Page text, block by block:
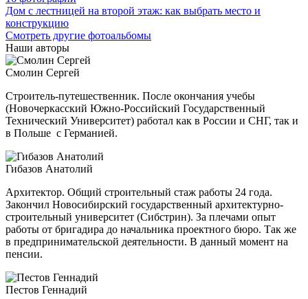
Дом с лестницей на второй этаж: как выбрать место и
конструкцию
Смотреть другие фотоальбомы
Наши авторы
Смолин Сергей
Строитель-путешественник. После окончания учебы
(Новочеркасский Южно-Российский Государственный
Технический Университет) работал как в России и СНГ, так и
в Польше с Германией.
Гибазов Анатолий
Архитектор. Общий строительный стаж работы 24 года.
Закончил Новосибирский государственный архитектурно-
строительный университет (Сибстрин). За плечами опыт
работы от бригадира до начальника проектного бюро. Так же
в предпринимательской деятельности. В данный момент на
пенсии.
Пестов Геннадий